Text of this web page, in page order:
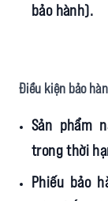
bảo hành).
Điều kiện bảo
Sản phẩm
trong thời
Phiếu bảo